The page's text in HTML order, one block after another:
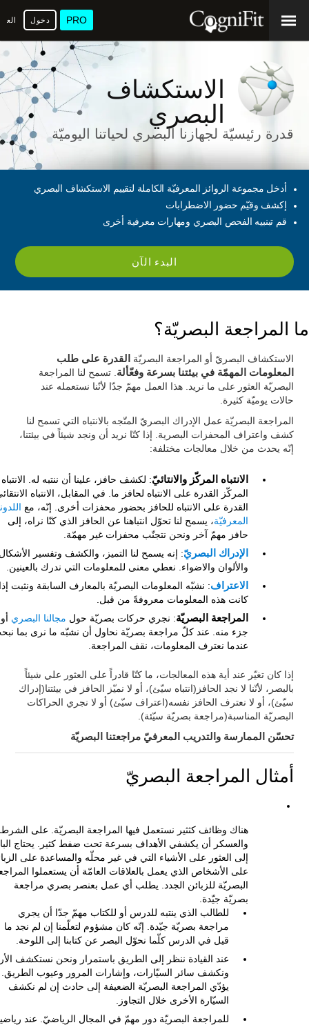
PRO دخول
الاستكشاف
البصري
قدرة رئيسيّة لجهازنا البصري لحياتنا اليوميّة
أدخل مجموعة الروائز المعرفيّة الكاملة لتقييم الاستكشاف البصري
إكشف وقيّم حضور الاضطرابات
قم تبنبيه الفحص البصري ومهارات معرفية أخرى
البدء الآن
ما المراجعة البصريّة؟
الاستكشاف البصريّ أو المراجعة البصريّة
القدرة على طلب
المعلومات المهمّة في بيئتنا بسرعة وفعّألة . تسمح لنا المراجعة
البصريّة العثور على ما نريد. هذا العمل مهمّ جدّا لأنّنا نستعمله عند
حالات يوميّة كثيرة.
المراجعة البصريّة عمل الإدراك البصريّ المتّجه بالانتباه التي تسمح لنا
كشف واعتراف المحفزات البصرية. إذا كنّا نريد أن ونجد شيئاً في بيئتنا،
إنّه يحدث من خلال معالجات مختلفة:
الانتباه المركّز والانتائيّ: لكشف حافز، علينا أن ننتبه له. الانتباه
المركّز القدرة على الانتباه لحافز ما. في المقابل، الانتباه
القدرة على الانتباه للحافز بحضور محفزات أخرى. إنّه، مع
المعرفيّة، يسمح لنا تحوّل انتباهنا عن الحافز الذي كنّا نراه، إلى
حافز مهمّ آخر ونحن نتجنّب محفزات غير مهمّة.
الإدراك البصريّ: إنه يسمح لنا التميز، والكشف وتفسير
والألوان والاضواء. نعطي معنى للمعلومات التي ندرك بالعينين.
الاعتراف: نشبّه المعلومات البصريّة بالمعارف السابقة ونثبت
كانت هذه المعلومات معروفةً من قبل.
المراجعة البصريّة: نجري حركات بصريّة حول مجالنا البصري أو
جزء منه. عند كلّ مراجعة بصريّة نحاول أن نشبّه ما نرى بما
عندما نعترف المعلومات، نقف المراجعة.
إذا كان تغيّر عند أية هذه المعالجات، ما كنّا قادراً على العثور علي شيئاً
بالبصر، لأنّنا لا نجد الحافز(انتباه سيّئ)، أو لا نميّز الحافز في بيئتنا(إدراك
سيّئ)، أو لا نعترف الحافز نفسه(اعتراف سيّئ) أو لا نجري الحراكات
البصريّة المناسبة(مراجعة بصريّة سيّئة).
تحسّن الممارسة والتدريب المعرفيّ مراجعتنا البصريّة
أمثال المراجعة البصريّ
هناك وظائف كثثير نستعمل فيها المراجعة البصريّة. على
والعسكر أن يكشفي الأهداف بسرعة تحت ضفط كثير. يحتاج
إلى العثور على الأشياء التي في غير محلّه والمساعدة على
على الأشخاص الذي يعمل بالعلاقات العامّة أن يستعملوا
البصريّة للزبائن الجدد. يطلب أي عمل بعنصر بصري مراجعة
بصريّة جيّدة.
للطالب الذي ينتبه للدرس أو للكتاب مهمّ جدّا أن يجري
مراجعة بصريّة جيّدة. إنّه كان مشؤوم لتعلّمنا إن لم نجد ما
قيل في الدرس كلّما نحوّل البصر عن كتابنا إلى اللوحة.
عند القيادة ننظر إلى الطريق باستمرار ونحن نستكشف
ونكشف سائر السيّارات، وإشارات المرور وعيوب الطريق.
يؤدّي المراجعة البصريّة الضعيفة إلى حادث إن لم نكشف
السيّارة الأخرى خلال التجاوز.
للمراجعة البصريّة دور مهمّ في المجال الرياضيّ. عند